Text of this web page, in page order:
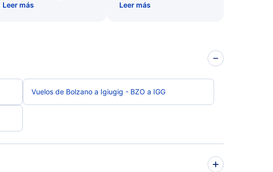
Leer más Leer más
Vuelos de Bolzano a Igiugig - BZO a IGG